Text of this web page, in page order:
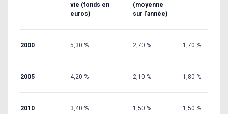
vie (fonds en
euros)
(moyenne
sur l’année)
2000 5,30 % 2,70 % 1,70 %
2005 4,20 % 2,10 % 1,80 %
2010 3,40 % 1,50 % 1,50 %